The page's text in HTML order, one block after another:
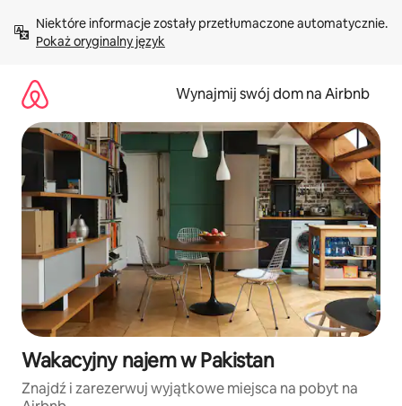
treści Pokaż oryginalny język
Wynajmij swój dom na Airbnb
Wakacyjny najem w Pakistan
Znajdź i zarezerwuj wyjątkowe miejsca na pobyt na